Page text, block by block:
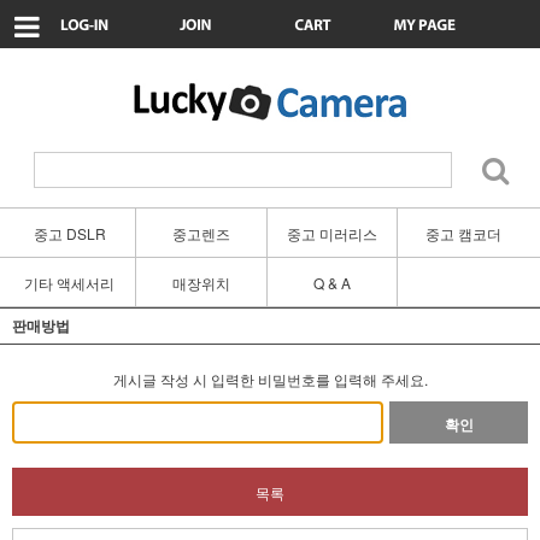
중고 DSLR 중고렌즈 중고 미러리스 중고 캠코더
기타 액세서리 매장위치 Q & A
판매방법
게시글 작성 시 입력한 비밀번호를 입력해 주세요.
확인
목록